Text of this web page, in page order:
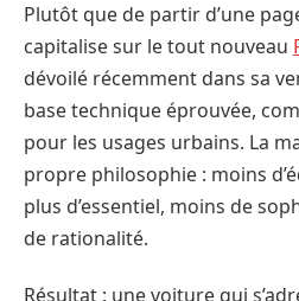
Plutôt que de partir d’une
capitalise sur le tout nouveau
dévoilé récemment dans sa
base technique éprouvée,
pour les usages urbains. La
propre philosophie : moins
plus d’essentiel, moins de
de rationalité.
Résultat : une voiture qui